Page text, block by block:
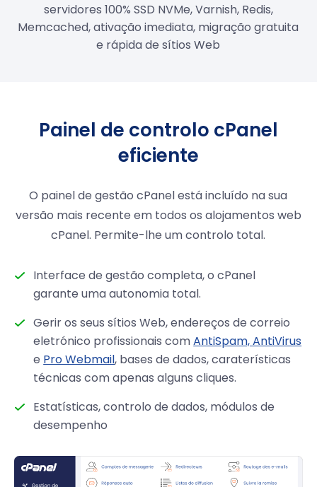
servidores 100% SSD NVMe, Varnish, Redis,
Memcached, ativação imediata, migração gratuita
e rápida de sítios Web
Painel de controlo cPanel
eficiente
O painel de gestão cPanel está incluído na sua
versão mais recente em todos os alojamentos web
cPanel. Permite-lhe um controlo total.
Interface de gestão completa, o cPanel
garante uma autonomia total.
Gerir os seus sítios Web, endereços de correio
eletrónico profissionais comAntiSpam, AntiVirus
e Pro Webmail, bases de dados, caraterísticas
técnicas com apenas alguns cliques.
Estatísticas, controlo de dados, módulos de
desempenho